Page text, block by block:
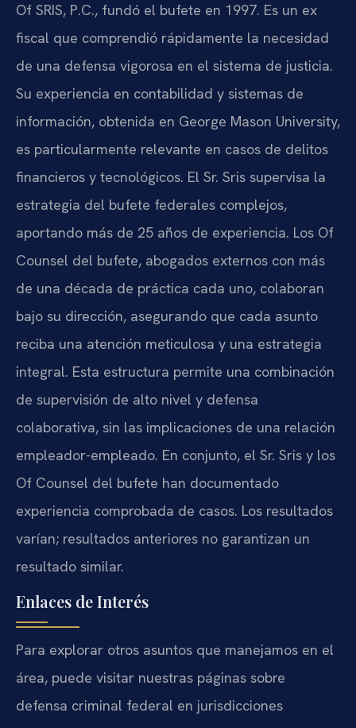
Of SRIS, P.C., fundó el bufete en 1997. Es un ex
fiscal que comprendió rápidamente la necesidad
de una defensa vigorosa en el sistema de justicia.
Su experiencia en contabilidad y sistemas de
información, obtenida en George Mason University,
es particularmente relevante en casos de delitos
financieros y tecnológicos. El Sr. Sris supervisa la
estrategia del bufete federales complejos,
aportando más de 25 años de experiencia. Los Of
Counsel del bufete, abogados externos con más
de una década de práctica cada uno, colaboran
bajo su dirección, asegurando que cada asunto
reciba una atención meticulosa y una estrategia
integral. Esta estructura permite una combinación
de supervisión de alto nivel y defensa
colaborativa, sin las implicaciones de una relación
empleador-empleado. En conjunto, el Sr. Sris y los
Of Counsel del bufete han documentado
experiencia comprobada de casos. Los resultados
varían; resultados anteriores no garantizan un
resultado similar.
Enlaces de Interés
Para explorar otros asuntos que manejamos en el
área, puede visitar nuestras páginas sobre
defensa criminal federal en jurisdicciones